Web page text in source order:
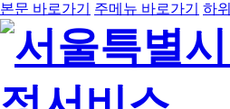
본문 바로가기 주메뉴 바로가기 하